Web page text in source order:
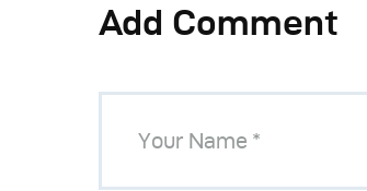
Add Comment